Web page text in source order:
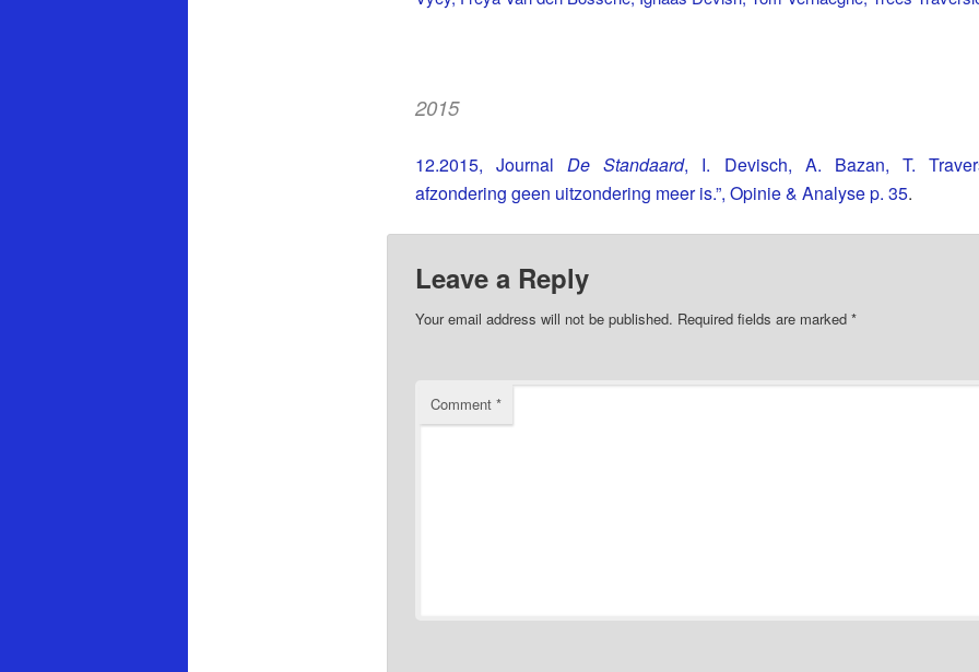
2015
12.2015, Journal De Standaard, I. Devisch, A. Bazan, T.
afzondering geen uitzondering meer is.”, Opinie & Analyse p. 35.
Leave a Reply
Your email address will not be published. Required fields are marked *
Comment *